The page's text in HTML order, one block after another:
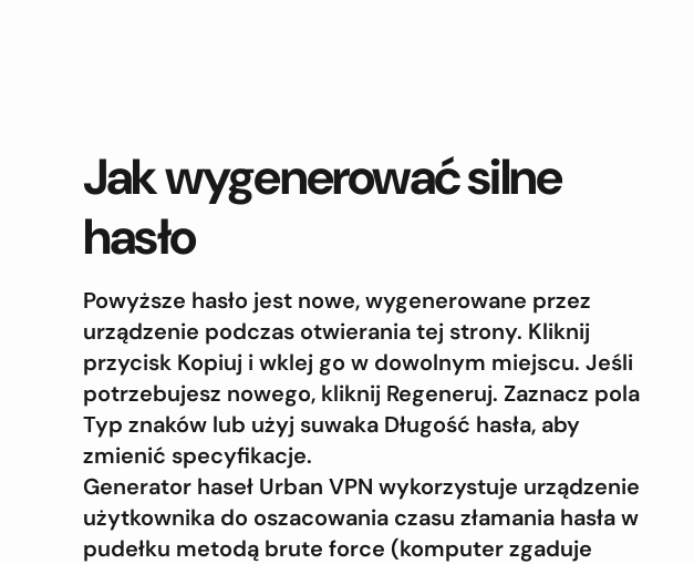
Jak wygenerować silne
hasło
Powyższe hasło jest nowe, wygenerowane przez
urządzenie podczas otwierania tej strony. Kliknij
przycisk Kopiuj i wklej go w dowolnym miejscu. Jeśli
potrzebujesz nowego, kliknij Regeneruj. Zaznacz pola
Typ znaków lub użyj suwaka Długość hasła, aby
zmienić specyfikacje.
Generator haseł Urban VPN wykorzystuje urządzenie
użytkownika do oszacowania czasu złamania hasła w
pudełku metodą brute force (komputer zgaduje